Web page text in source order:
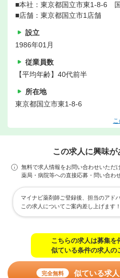
■本社：東京都国立市東1-8-6
■店舗：東京都国立市1店舗
設立
1986年01月
従業員数
【平均年齢】40代前半
所在地
東京都国立市東1-8-6
この求人に興味
無料で求人情報をお問い合わせいただけ
薬局・病院等への直接応募・問い合わ
マイナビ薬剤師ご登録後、担当のアド
この求人についてご案内差し上げます！
こちらの求人は募集を
似ている条件の求人の
完全無料 似ている求